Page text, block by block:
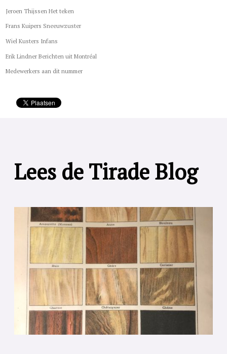
Jeroen Thijssen Het teken
Frans Kuipers Sneeuwzuster
Wiel Kusters Infans
Erik Lindner Berichten uit Montréal
Medewerkers aan dit nummer
Lees de Tirade Blog